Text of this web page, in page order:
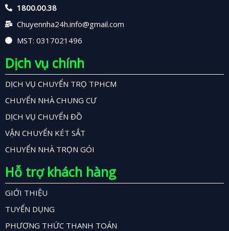
1800.00.38
Chuyennha24h.info@gmail.com
MST: 0317021496
Dịch vụ chính
DỊCH VỤ CHUYỂN TRỌ TPHCM
CHUYỂN NHÀ CHUNG CƯ
DỊCH VỤ CHUYỂN ĐỒ
VẬN CHUYỂN KÉT SẮT
CHUYỂN NHÀ TRỌN GÓI
Hỗ trợ khách hàng
GIỚI THIỆU
TUYỂN DỤNG
PHƯƠNG THỨC THANH TOÁN